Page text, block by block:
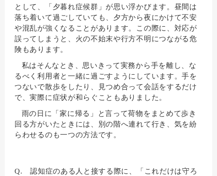
として、「夕暮れ症候群」が思い浮かびます。昼間は
落ち着いて過ごしていても、夕方から夜にかけて不安
や混乱が強くなることがあります。この際に、対応が
誤ってしまうと、火の不始末や行方不明につながる危
険もあります。
私はそんなとき、思いきって実務から手を離し、な
るべく利用者と一緒に過ごすようにしています。手を
つないで散歩をしたり、見つめ合って会話をするだけ
で、実際に症状が和らぐこともありました。
雨の日に「家に帰る」と言って荷物をまとめて歩き
回る方がいたときには、別の階へ連れて行き、気を紛
らわせるのも一つの方法です。
Q. 認知症のある人と接する際に、「これだけは守ろ